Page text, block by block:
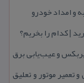
| كدام را بخریم؟
موتور و تعلیق